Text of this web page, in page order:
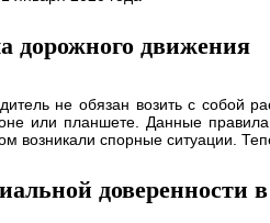
дорожного движения
не обязан возить с собой
или планшете. Данные
возникали спорные ситуации.
доверенности